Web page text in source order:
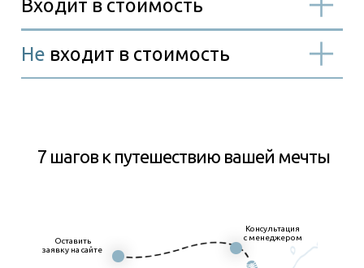
7 шагов к путешествию вашей мечты
Оставить
заявку на сайте
Консультация
с менеджером